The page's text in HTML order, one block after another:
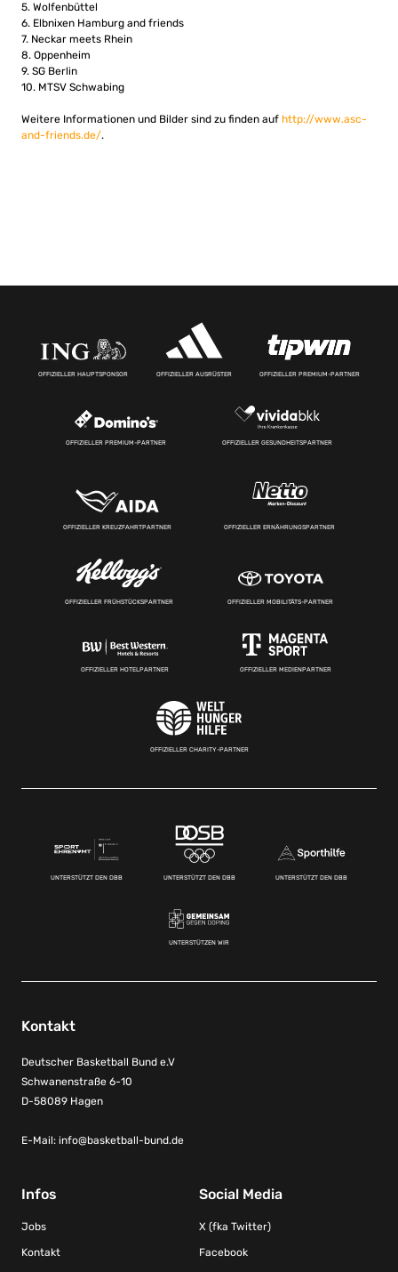
5. Wolfenbüttel
6. Elbnixen Hamburg and friends
7. Neckar meets Rhein
8. Oppenheim
9. SG Berlin
10. MTSV Schwabing
Weitere Informationen und Bilder sind zu finden auf http://www.asc-
and-friends.de/.
OFFIZIELLER HAUPTSPONSOR OFFIZIELLER AUSRÜSTER OFFIZIELLER PREMIUM-PARTNER
OFFIZIELLER PREMIUM-PARTNER OFFIZIELLER GESUNDHEITSPARTNER
OFFIZIELLER KREUZFAHRTPARTNER OFFIZIELLER ERNÄHRUNGSPARTNER
OFFIZIELLER FRÜHSTÜCKSPARTNER OFFIZIELLER MOBILITÄTS-PARTNER
OFFIZIELLER HOTELPARTNER OFFIZIELLER MEDIENPARTNER
OFFIZIELLER CHARITY-PARTNER
UNTERSTÜTZT DEN DBB UNTERSTÜTZT DEN DBB UNTERSTÜTZT DEN DBB
UNTERSTÜTZEN WIR
Kontakt
Deutscher Basketball Bund e.V
Schwanenstraße 6-10
D-58089 Hagen
E-Mail: info@basketball-bund.de
Infos
Jobs
Kontakt
Social Media
X (fka Twitter)
Facebook